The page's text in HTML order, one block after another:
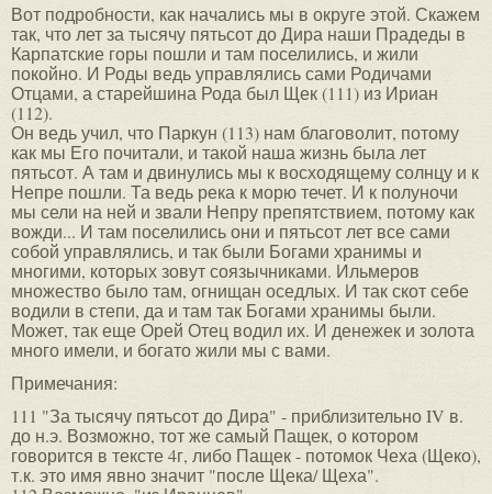
Вот подробности, как начались мы в округе этой. Скажем
так, что лет за тысячу пятьсот до Дира наши Прадеды в
Карпатские горы пошли и там поселились, и жили
покойно. И Роды ведь управлялись сами Родичами
Отцами, а старейшина Рода был Щек (111) из Ириан
(112).
Он ведь учил, что Паркун (113) нам благоволит, потому
как мы Его почитали, и такой наша жизнь была лет
пятьсот. А там и двинулись мы к восходящему солнцу и к
Непре пошли. Та ведь река к морю течет. И к полуночи
мы сели на ней и звали Непру препятствием, потому как
вожди... И там поселились они и пятьсот лет все сами
собой управлялись, и так были Богами хранимы и
многими, которых зовут соязычниками. Ильмеров
множество было там, огнищан оседлых. И так скот себе
водили в степи, да и там так Богами хранимы были.
Может, так еще Орей Отец водил их. И денежек и золота
много имели, и богато жили мы с вами.
Примечания:
111 "За тысячу пятьсот до Дира" - приблизительно IV в.
до н.э. Возможно, тот же самый Пащек, о котором
говорится в тексте 4г, либо Пащек - потомок Чеха (Щеко),
т.к. это имя явно значит "после Щека/ Щеха".